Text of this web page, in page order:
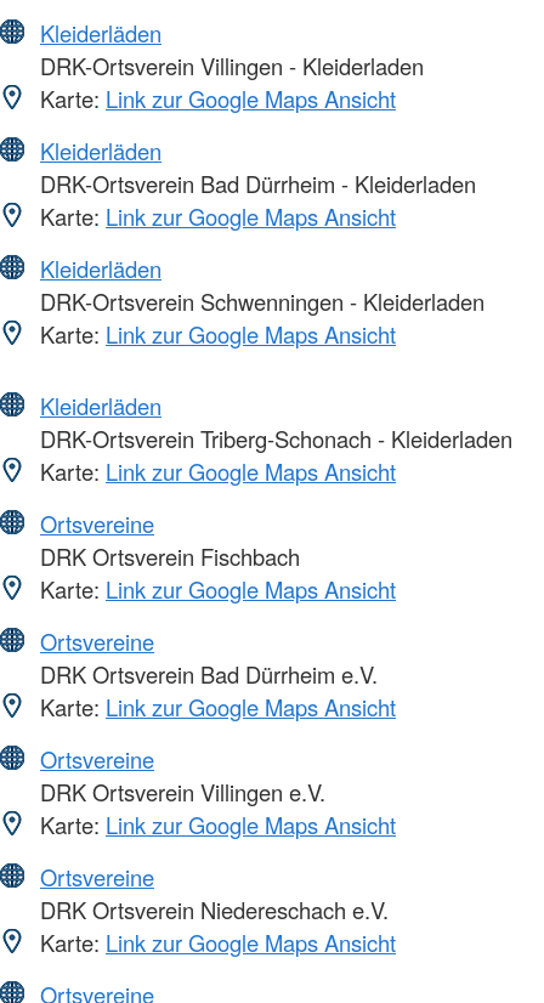
Kleiderläden
DRK-Ortsverein Villingen - Kleiderladen
Karte: Link zur Google Maps Ansicht
Kleiderläden
DRK-Ortsverein Bad Dürrheim - Kleiderladen
Karte: Link zur Google Maps Ansicht
Kleiderläden
DRK-Ortsverein Schwenningen - Kleiderladen
Karte: Link zur Google Maps Ansicht
Kleiderläden
DRK-Ortsverein Triberg-Schonach - Kleiderladen
Karte: Link zur Google Maps Ansicht
Ortsvereine
DRK Ortsverein Fischbach
Karte: Link zur Google Maps Ansicht
Ortsvereine
DRK Ortsverein Bad Dürrheim e.V.
Karte: Link zur Google Maps Ansicht
Ortsvereine
DRK Ortsverein Villingen e.V.
Karte: Link zur Google Maps Ansicht
Ortsvereine
DRK Ortsverein Niedereschach e.V.
Karte: Link zur Google Maps Ansicht
Ortsvereine